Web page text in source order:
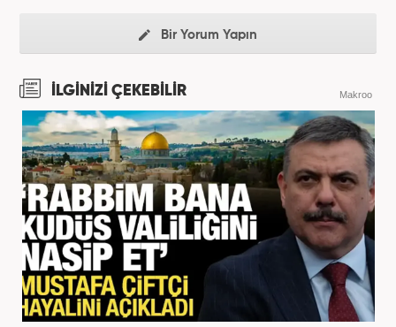
Bir Yorum Yapın
İLGİNİZİ ÇEKEBİLİR Makroo